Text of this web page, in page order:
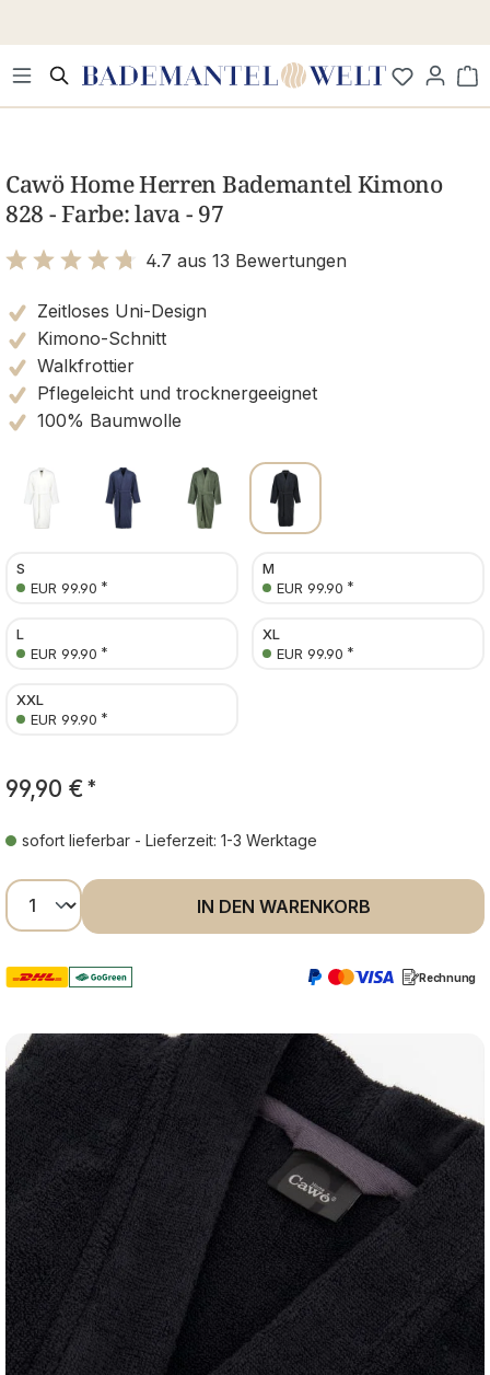
Cawö Home Herren Bademantel Kimono
828 - Farbe: lava - 97
4.7 aus 13 Bewertungen
Zeitloses Uni-Design
Kimono-Schnitt
Walkfrottier
Pflegeleicht und trocknergeeignet
100% Baumwolle
S
EUR 99.90 *
M
EUR 99.90 *
L
EUR 99.90 *
XL
EUR 99.90 *
XXL
EUR 99.90 *
99,90 € *
sofort lieferbar - Lieferzeit: 1-3 Werktage
Produkt Anzahl: Gib den gewünschten
IN DEN WARENKORB
Rechnung